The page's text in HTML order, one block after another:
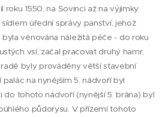
1550, na Sovinci až na výjimky
úřední správy panství, jehož
věnována náležitá péče - do roku
vsí, začal pracovat druhý hamr,
byly prováděny větší stavební
na nynějším 5. nádvoří byl
do tohoto nádvoří (nynější 5. brána) byl
půdorysu. V přízemí tohoto